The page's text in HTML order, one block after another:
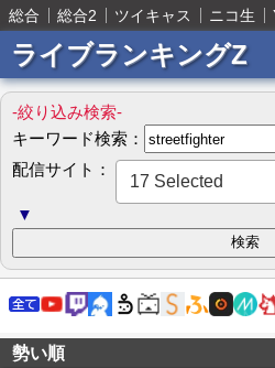
総合 総合2 ツイキャス ニコ生
ライブランキングZ
-絞り込み検索-
キーワード検索：
配信サイト：
17 Selected
▼
勢い順